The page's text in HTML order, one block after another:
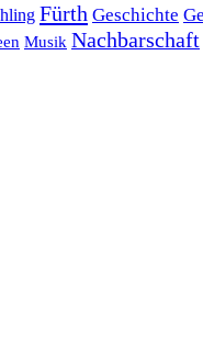
Fürth Geschichte
Musik Nachbarschaft